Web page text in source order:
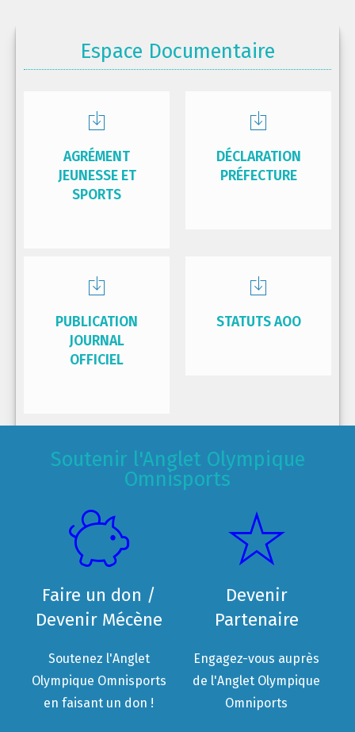
Espace Documentaire
AGRÉMENT
JEUNESSE ET
SPORTS
DÉCLARATION
PRÉFECTURE
PUBLICATION
JOURNAL
OFFICIEL
STATUTS AOO
Soutenir l'Anglet Olympique
Omnisports
Faire un don /
Devenir Mécène
Soutenez l'Anglet
Olympique Omnisports
en faisant un don !
Devenir
Partenaire
Engagez-vous auprès
de l'Anglet Olympique
Omniports